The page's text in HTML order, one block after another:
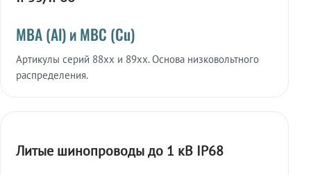
МВА (Al) и МВС (Cu)
Артикулы серий 88xx и 89xx. Основа низковольтного
распределения.
Литые шинопроводы до 1 кВ IP68